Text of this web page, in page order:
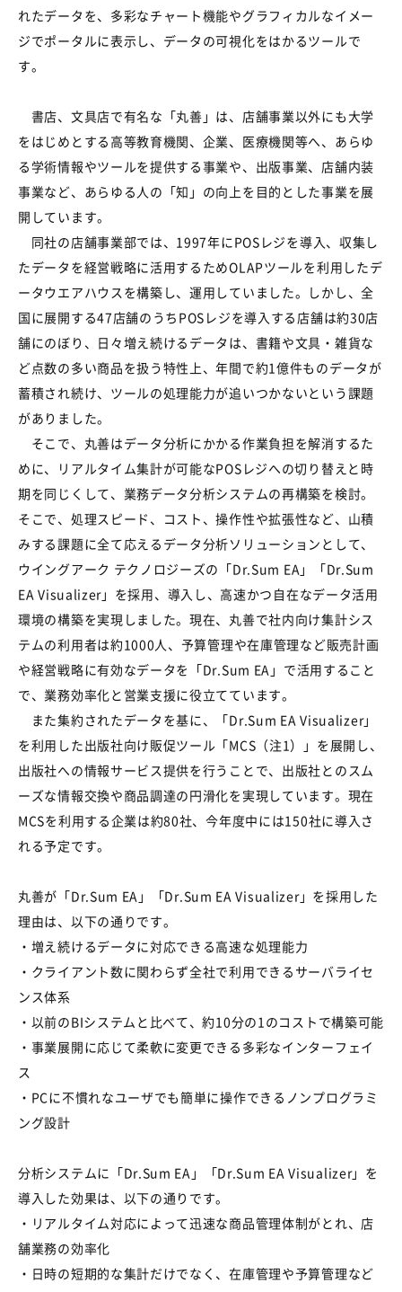
れたデータを、多彩なチャート機能やグラフィカルなイメー
ジでポータルに表示し、データの可視化をはかるツールで
す。
書店、文具店で有名な「丸善」は、店舗事業以外にも大学
をはじめとする高等教育機関、企業、医療機関等へ、あらゆ
る学術情報やツールを提供する事業や、出版事業、店舗内装
事業など、あらゆる人の「知」の向上を目的とした事業を展
開しています。
同社の店舗事業部では、1997年にPOSレジを導入、収集し
たデータを経営戦略に活用するためOLAPツールを利用したデ
ータウエアハウスを構築し、運用していました。しかし、全
国に展開する47店舗のうちPOSレジを導入する店舗は約30店
舗にのぼり、日々増え続けるデータは、書籍や文具・雑貨な
ど点数の多い商品を扱う特性上、年間で約1億件ものデータが
蓄積され続け、ツールの処理能力が追いつかないという課題
がありました。
そこで、丸善はデータ分析にかかる作業負担を解消するた
めに、リアルタイム集計が可能なPOSレジへの切り替えと時
期を同じくして、業務データ分析システムの再構築を検討。
そこで、処理スピード、コスト、操作性や拡張性など、山積
みする課題に全て応えるデータ分析ソリューションとして、
ウイングアーク テクノロジーズの「Dr.Sum EA」「Dr.Sum
EA Visualizer」を採用、導入し、高速かつ自在なデータ活用
環境の構築を実現しました。現在、丸善で社内向け集計シス
テムの利用者は約1000人、予算管理や在庫管理など販売計画
や経営戦略に有効なデータを「Dr.Sum EA」で活用すること
で、業務効率化と営業支援に役立てています。
また集約されたデータを基に、「Dr.Sum EA Visualizer」
を利用した出版社向け販促ツール「MCS（注1）」を展開し、
出版社への情報サービス提供を行うことで、出版社とのスム
ーズな情報交換や商品調達の円滑化を実現しています。現在
MCSを利用する企業は約80社、今年度中には150社に導入さ
れる予定です。
丸善が「Dr.Sum EA」「Dr.Sum EA Visualizer」を採用した
理由は、以下の通りです。
・増え続けるデータに対応できる高速な処理能力
・クライアント数に関わらず全社で利用できるサーバライセ
ンス体系
・以前のBIシステムと比べて、約10分の1のコストで構築可能
・事業展開に応じて柔軟に変更できる多彩なインターフェイ
ス
・PCに不慣れなユーザでも簡単に操作できるノンプログラミ
ング設計
分析システムに「Dr.Sum EA」「Dr.Sum EA Visualizer」を
導入した効果は、以下の通りです。
・リアルタイム対応によって迅速な商品管理体制がとれ、店
舗業務の効率化
・日時の短期的な集計だけでなく、在庫管理や予算管理など